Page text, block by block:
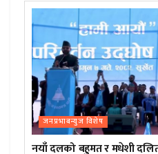
जनप्रभाबन्युज विशेष
नयाँ दलको बहुमत र मधेशी